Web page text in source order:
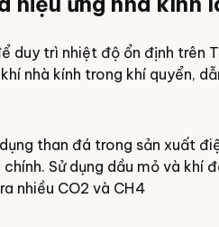
duy trì nhiệt độ ổn định trên
nhà kính trong khí quyển,
than đá trong sản xuất
Sử dụng dầu mỏ và
nhiều CO2 và CH4